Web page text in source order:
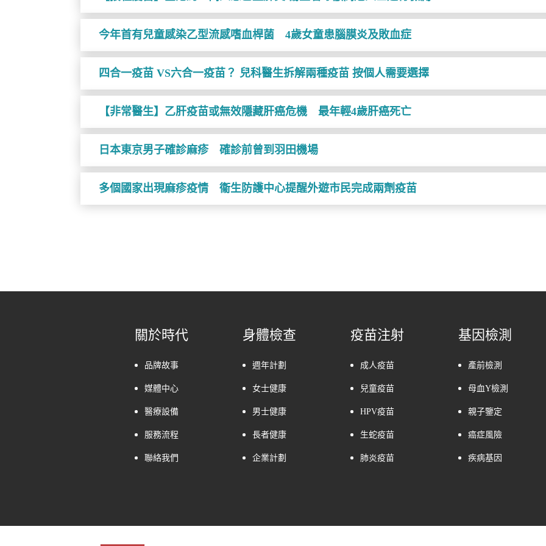
今年首有兒童感染乙型流感嗜血桿菌 4歲女童患腦膜炎及敗血症
四合一疫苗 VS六合一疫苗？ 兒科醫生拆解兩種疫苗 按個人需要選擇
【非常醫生】乙肝疫苗或無效隱藏肝癌危機 最年輕4歲肝癌死亡
日本東京男子確診麻疹 確診前曾到羽田機場
多個國家出現麻疹疫情 衞生防護中心提醒外遊市民完成兩劑疫苗
關於時代
品牌故事
媒體中心
醫療設備
服務流程
聯絡我們
身體檢查
週年計劃
女士健康
男士健康
長者健康
企業計劃
疫苗注射
成人疫苗
兒童疫苗
HPV疫苗
生蛇疫苗
肺炎疫苗
基因檢測
產前檢測
母血Y檢測
親子鑒定
癌症風險
疾病基因